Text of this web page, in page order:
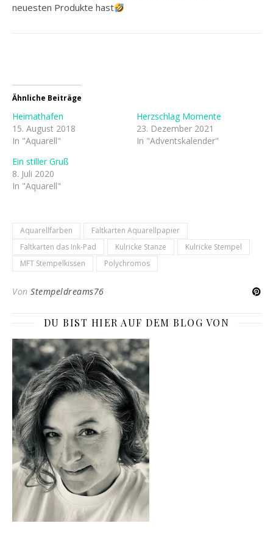
neuesten Produkte hast
Ähnliche Beiträge
Heimathafen
15. August 2018
In "Aquarell"
Herzschlag Momente
23. Dezember 2021
In "Adventskalender"
Ein stiller Gruß
8. Juli 2020
In "Aquarell"
Aquarellfarben
Faltkarten Aquarellpapier
Faltkarten das Ink-Pad
Kulricke Stanze
Kulricke Stempel
MFT Stempelkissen
Polychromos
Von Stempeldreams76
DU BIST HIER AUF DEM BLOG VON